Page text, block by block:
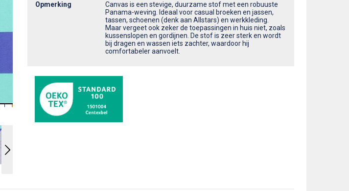
31
Opmerking
Canvas is een stevige, duurzame stof met een robuuste
Panama-weving. Ideaal voor casual broeken en jassen,
tassen, schoenen (denk aan Allstars) en werkkleding.
Maar vergeet ook zeker de toepassingen in huis niet, zoals
kussenslopen en gordijnen. De stof is zeer sterk en wordt
bij dragen en wassen iets zachter, waardoor hij
comfortabeler aanvoelt.